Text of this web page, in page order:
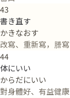
43
書き直す
かきなおす
改寫、重新寫，謄寫
44
体にいい
からだにいい
對身體好、有益健康